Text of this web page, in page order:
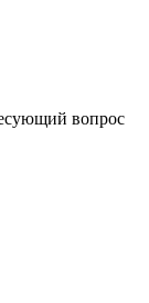
вопрос